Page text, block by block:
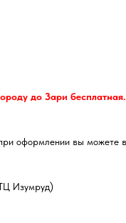
до Зари бесплатная.
оформлении вы можете
Изумруд)